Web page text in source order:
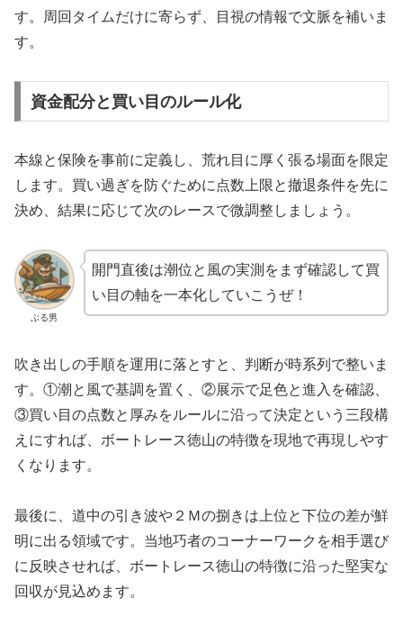
す。周回タイムだけに寄らず、目視の情報で文脈を補いま
す。
資金配分と買い目のルール化
本線と保険を事前に定義し、荒れ目に厚く張る場面を限定
します。買い過ぎを防ぐために点数上限と撤退条件を先に
決め、結果に応じて次のレースで微調整しましょう。
ぶる男
開門直後は潮位と風の実測をまず確認して買
い目の軸を一本化していこうぜ！
吹き出しの手順を運用に落とすと、判断が時系列で整いま
す。①潮と風で基調を置く、②展示で足色と進入を確認、
③買い目の点数と厚みをルールに沿って決定という三段構
えにすれば、ボートレース徳山の特徴を現地で再現しやす
くなります。
最後に、道中の引き波や２Ｍの捌きは上位と下位の差が鮮
明に出る領域です。当地巧者のコーナーワークを相手選び
に反映させれば、ボートレース徳山の特徴に沿った堅実な
回収が見込めます。